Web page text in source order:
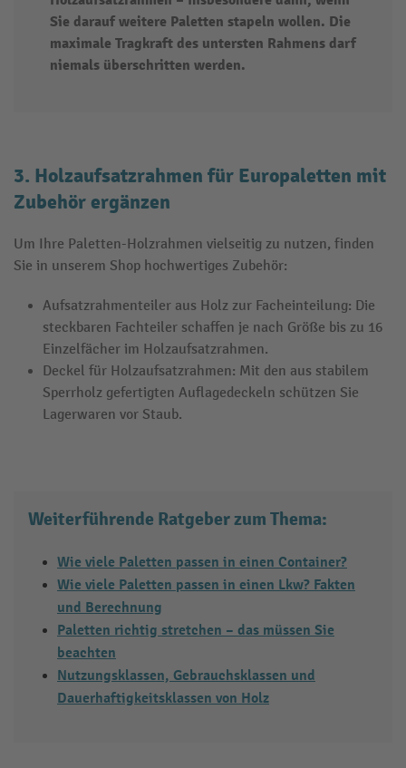
Sie darauf weitere Paletten stapeln wollen. Die
maximale Tragkraft des untersten Rahmens darf
niemals überschritten werden.
3. Holzaufsatzrahmen für Europaletten mit
Zubehör ergänzen
Um Ihre Paletten-Holzrahmen vielseitig zu nutzen, finden
Sie in unserem Shop hochwertiges Zubehör:
Aufsatzrahmenteiler aus Holz zur Facheinteilung: Die
steckbaren Fachteiler schaffen je nach Größe bis zu 16
Einzelfächer im Holzaufsatzrahmen.
Deckel für Holzaufsatzrahmen: Mit den aus stabilem
Sperrholz gefertigten Auflagedeckeln schützen Sie
Lagerwaren vor Staub.
Weiterführende Ratgeber zum Thema:
Wie viele Paletten passen in einen Container?
Wie viele Paletten passen in einen Lkw? Fakten
und Berechnung
Paletten richtig stretchen – das müssen Sie
beachten
Nutzungsklassen, Gebrauchsklassen und
Dauerhaftigkeitsklassen von Holz